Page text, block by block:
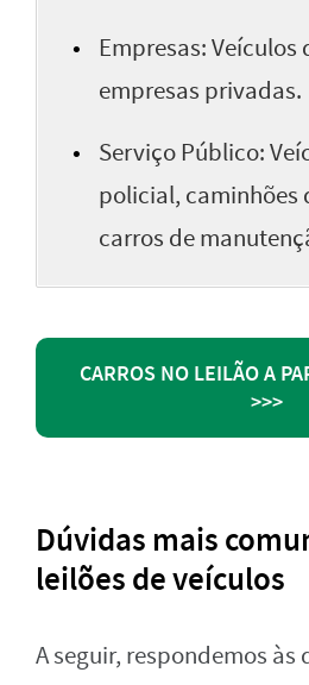
Empresas: Veículos
empresas privadas.
Serviço Público:
policial, caminhões
carros de
CARROS NO LEILÃO A
>>>
Dúvidas mais
leilões de veículos
A seguir, respondemos às